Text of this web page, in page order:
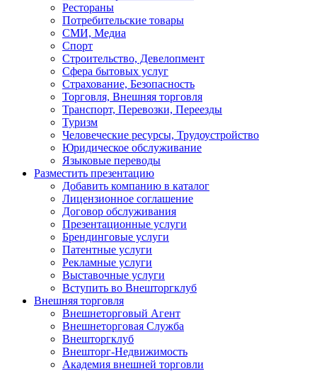
Рестораны
Потребительские товары
СМИ, Медиа
Спорт
Строительство, Девелопмент
Сфера бытовых услуг
Страхование, Безопасность
Торговля, Внешняя торговля
Транспорт, Перевозки, Переезды
Туризм
Человеческие ресурсы, Трудоустройство
Юридическое обслуживание
Языковые переводы
Разместить презентацию
Добавить компанию в каталог
Лицензионное соглашение
Договор обслуживания
Презентационные услуги
Брендинговые услуги
Патентные услуги
Рекламные услуги
Выставочные услуги
Вступить во Внешторгклуб
Внешняя торговля
Внешнеторговый Агент
Внешнеторговая Служба
Внешторгклуб
Внешторг-Недвижимость
Академия внешней торговли